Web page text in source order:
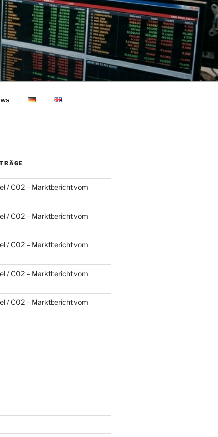
/ CO2 – Marktbericht vom
/ CO2 – Marktbericht vom
/ CO2 – Marktbericht vom
/ CO2 – Marktbericht vom
/ CO2 – Marktbericht vom